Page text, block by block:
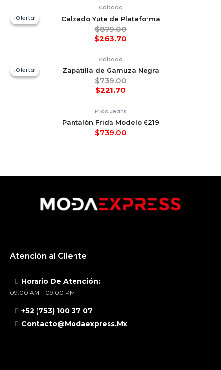
¡Oferta!
¡Oferta!
Calzado
Calzado Yute de Plataforma
$879.00
$263.70
¡Oferta!
¡Oferta!
Calzado
Zapatilla de Gamuza Negra
$739.00
$221.70
Frida Jeans
Pantalón Frida Modelo 6219
$739.00
Atención al Cliente
Horario De Atención:
09:00 AM – 09:00 PM
+52 (753) 100 37 07
Contacto@modaexpress.mx